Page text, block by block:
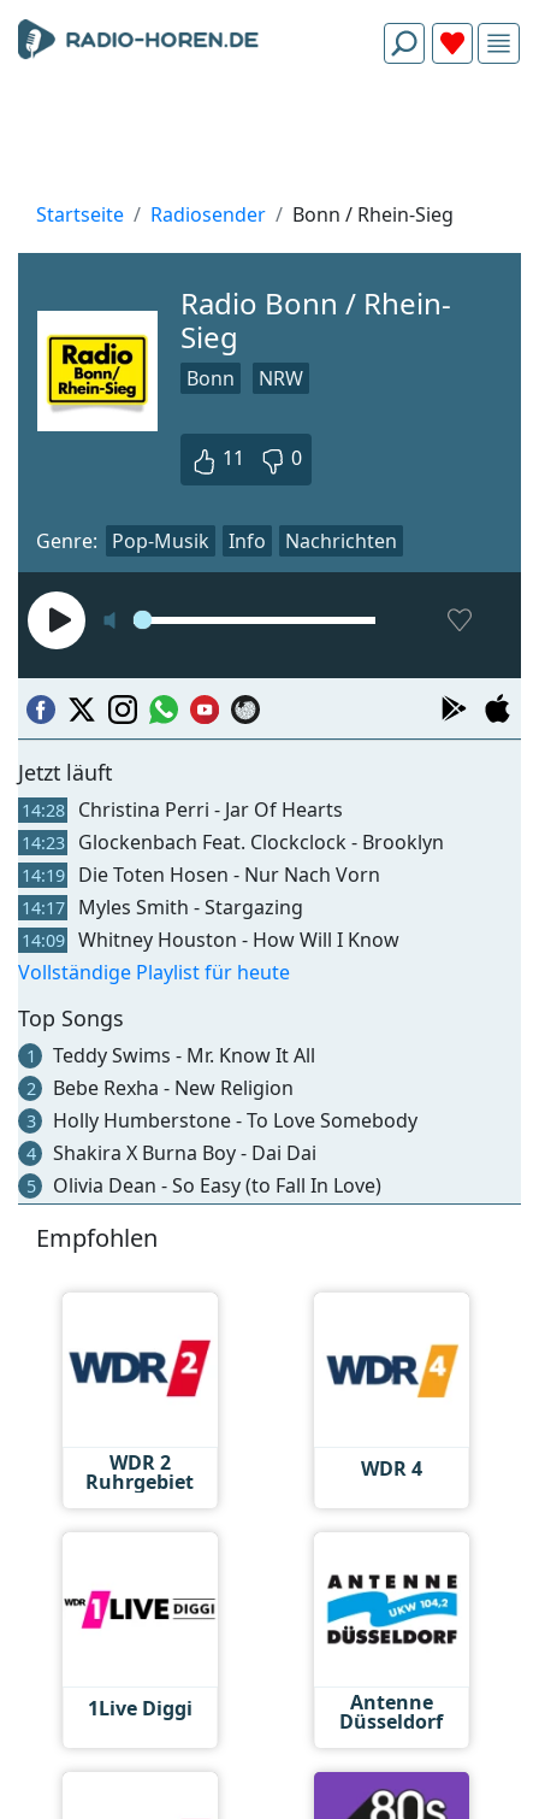
Startseite Radiosender Bonn / Rhein-Sieg
Radio Bonn / Rhein-
Sieg
Bonn NRW
11 0
Genre: Pop-Musik Info Nachrichten
Jetzt läuft
14:28 Christina Perri - Jar Of Hearts
14:23 Glockenbach Feat. Clockclock - Brooklyn
14:19 Die Toten Hosen - Nur Nach Vorn
14:17 Myles Smith - Stargazing
14:09
Whitney Houston - How Will I Know
Vollständige Playlist für heute
Top Songs
1 Teddy Swims - Mr. Know It All
2 Bebe Rexha - New Religion
3 Holly Humberstone - To Love Somebody
4 Shakira X Burna Boy - Dai Dai
5 Olivia Dean - So Easy (to Fall In Love)
Empfohlen
WDR 2
Ruhrgebiet WDR 4
1Live Diggi Antenne
Düsseldorf